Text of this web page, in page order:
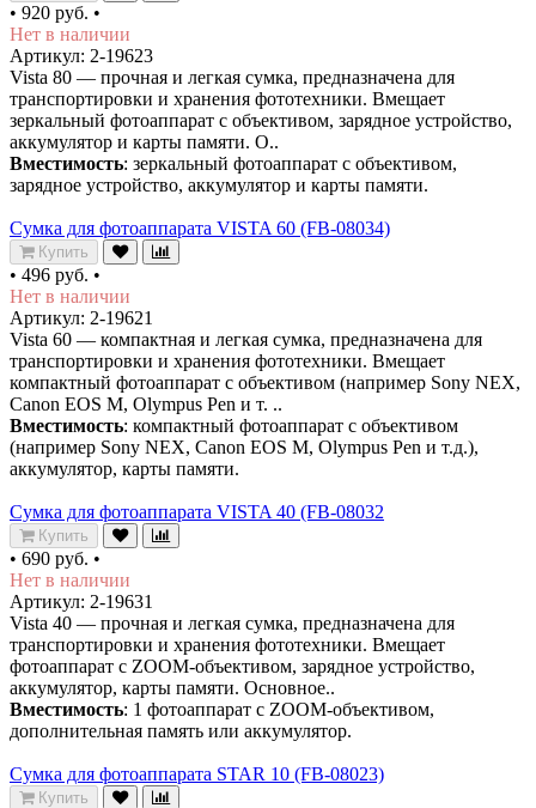
• 920 руб. •
Нет в наличии
Артикул: 2-19623
Vista 80 — прочная и легкая сумка, предназначена для
транспортировки и хранения фототехники. Вмещает
зеркальный фотоаппарат с объективом, зарядное устройство,
аккумулятор и карты памяти. О..
Вместимость: зеркальный фотоаппарат с объективом,
зарядное устройство, аккумулятор и карты памяти.
Сумка для фотоаппарата VISTA 60 (FB-08034)
Купить
• 496 руб. •
Нет в наличии
Артикул: 2-19621
Vista 60 — компактная и легкая сумка, предназначена для
транспортировки и хранения фототехники. Вмещает
компактный фотоаппарат с объективом (например Sony NEX,
Canon EOS M, Olympus Pen и т. ..
Вместимость: компактный фотоаппарат с объективом
(например Sony NEX, Canon EOS M, Olympus Pen и т.д.),
аккумулятор, карты памяти.
Сумка для фотоаппарата VISTA 40 (FB-08032
Купить
• 690 руб. •
Нет в наличии
Артикул: 2-19631
Vista 40 — прочная и легкая сумка, предназначена для
транспортировки и хранения фототехники. Вмещает
фотоаппарат с ZOOM-объективом, зарядное устройство,
аккумулятор, карты памяти. Основное..
Вместимость: 1 фотоаппарат с ZOOM-объективом,
дополнительная память или аккумулятор.
Сумка для фотоаппарата STAR 10 (FB-08023)
Купить